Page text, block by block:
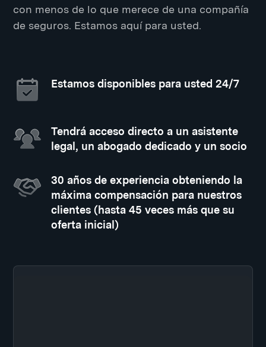
con menos de lo que merece de una compañía
de seguros. Estamos aquí para usted.
Estamos disponibles para usted 24/7
Tendrá acceso directo a un asistente
legal, un abogado dedicado y un socio
30 años de experiencia obteniendo la
máxima compensación para nuestros
clientes (hasta 45 veces más que su
oferta inicial)